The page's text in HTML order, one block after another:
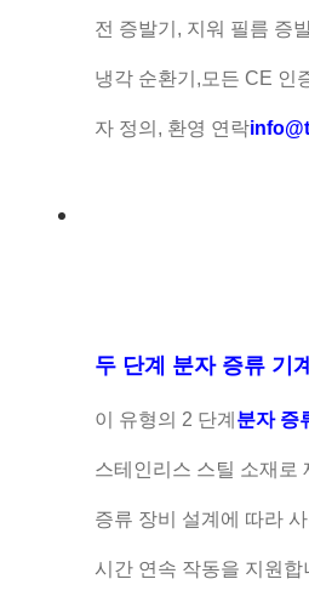
전 증발기, 지워 필름 증
냉각 순환기,모든 CE 인
자 정의, 환영 연락
두 단계 분자 증류 기
이 유형의 2 단계 분자 증
스테인리스 스틸 소재로
증류 장비 설계에 따라
시간 연속 작동을 지원